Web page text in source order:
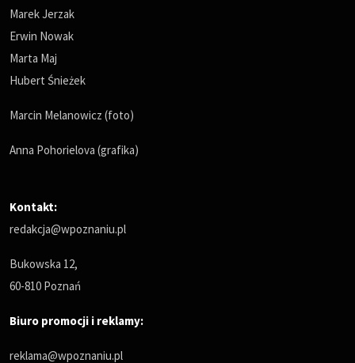
Marek Jerzak
Erwin Nowak
Marta Maj
Hubert Śnieżek
Marcin Melanowicz (foto)
Anna Pohorielova (grafika)
Kontakt:
redakcja@wpoznaniu.pl
Bukowska 12,
60-810 Poznań
Biuro promocji i reklamy:
reklama@wpoznaniu.pl